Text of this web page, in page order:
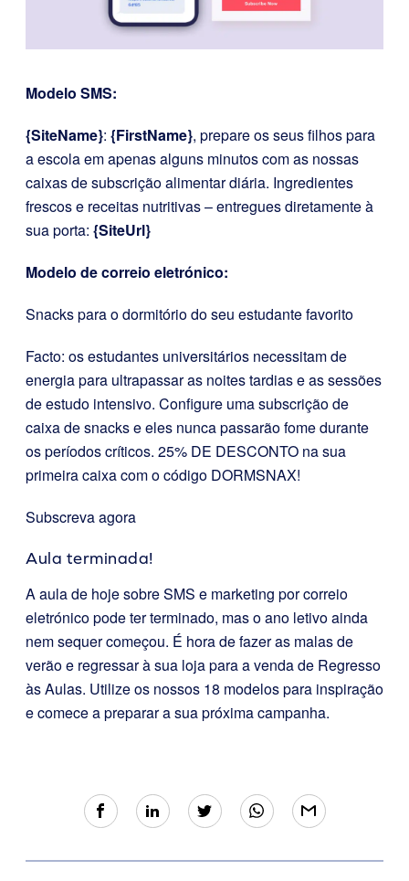
Modelo SMS:
{SiteName}: {FirstName}, prepare os seus filhos para
a escola em apenas alguns minutos com as nossas
caixas de subscrição alimentar diária. Ingredientes
frescos e receitas nutritivas – entregues diretamente à
sua porta: {SiteUrl}
Modelo de correio eletrónico:
Snacks para o dormitório do seu estudante favorito
Facto: os estudantes universitários necessitam de
energia para ultrapassar as noites tardias e as sessões
de estudo intensivo. Configure uma subscrição de
caixa de snacks e eles nunca passarão fome durante
os períodos críticos. 25% DE DESCONTO na sua
primeira caixa com o código DORMSNAX!
Subscreva agora
Aula terminada!
A aula de hoje sobre SMS e marketing por correio
eletrónico pode ter terminado, mas o ano letivo ainda
nem sequer começou. É hora de fazer as malas de
verão e regressar à sua loja para a venda de Regresso
às Aulas. Utilize os nossos 18 modelos para inspiração
e comece a preparar a sua próxima campanha.